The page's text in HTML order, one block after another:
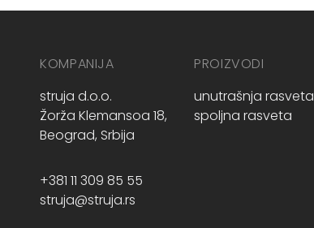
KOMPANIJA
struja d.o.o.
Žorža Klemansoa 18,
Beograd, Srbija
+381 11 309 85 55
struja@struja.rs
PROIZVODI
unutrašnja rasveta
spoljna rasveta